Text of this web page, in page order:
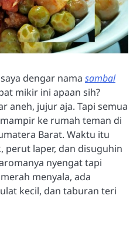
dengar nama sambal
mikir ini apaan sih?
aneh, jujur aja. Tapi semua
ke rumah teman di
Barat. Waktu itu
perut laper, dan disuguhin
nyengat tapi
menyala, ada
kecil, dan taburan teri